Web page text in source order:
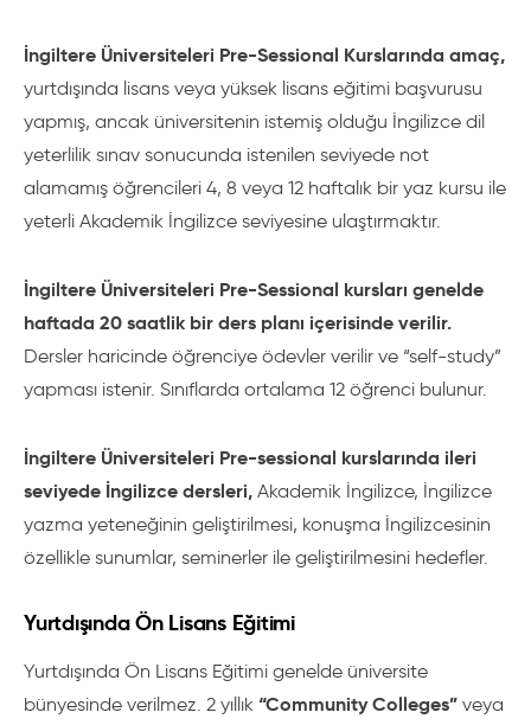
İngiltere Üniversiteleri Pre-Sessional Kurslarında amaç,
yurtdışında lisans veya yüksek lisans eğitimi başvurusu
yapmış, ancak üniversitenin istemiş olduğu İngilizce dil
yeterlilik sınav sonucunda istenilen seviyede not
alamamış öğrencileri 4, 8 veya 12 haftalık bir yaz kursu ile
yeterli Akademik İngilizce seviyesine ulaştırmaktır.
İngiltere Üniversiteleri Pre-Sessional kursları genelde
haftada 20 saatlik bir ders planı içerisinde verilir.
Dersler haricinde öğrenciye ödevler verilir ve “self-study”
yapması istenir. Sınıflarda ortalama 12 öğrenci bulunur.
İngiltere Üniversiteleri Pre-sessional kurslarında ileri
seviyede İngilizce dersleri, Akademik İngilizce, İngilizce
yazma yeteneğinin geliştirilmesi, konuşma İngilizcesinin
özellikle sunumlar, seminerler ile geliştirilmesini hedefler.
Yurtdışında Ön Lisans Eğitimi
Yurtdışında Ön Lisans Eğitimi genelde üniversite
bünyesinde verilmez. 2 yıllık “Community Colleges” veya